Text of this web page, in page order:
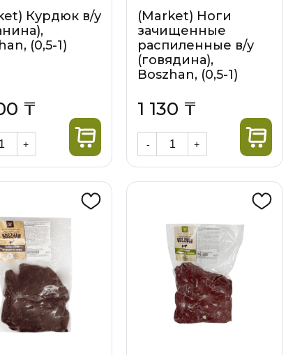
Курдюк в/у
(0,5-1)
₸
+
(Market) Ноги
зачищенные
распиленные в/у
(говядина),
Boszhan, (0,5-1)
1 130 ₸
- +